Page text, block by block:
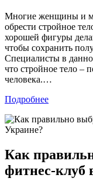
Многие женщины и
обрести стройное
хорошей фигуры
чтобы сохранить
Специалисты в
что стройное тело –
человека.…
Подробнее
Как
фитнес-клуб